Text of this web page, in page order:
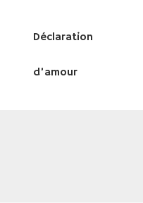
Déclaration
d’amour